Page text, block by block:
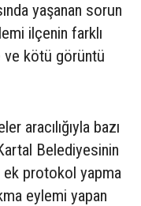
yaşanan sorun
ilçenin farklı
ve kötü görüntü
aracılığıyla bazı
Belediyesinin
protokol yapma
eylemi yapan